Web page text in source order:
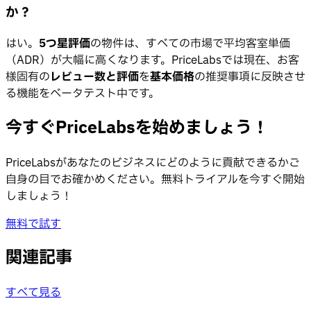
か？
はい。 5つ星評価の物件は、すべての市場で平均客室単価
（ADR）が大幅に高くなります。PriceLabsでは現在、お客
様固有のレビュー数と評価を基本価格の推奨事項に反映させ
る機能をベータテスト中です。
今すぐPriceLabsを始めましょう！
PriceLabsがあなたのビジネスにどのように貢献できるかご
自身の目でお確かめください。無料トライアルを今すぐ開始
しましょう！
無料で試す
関連記事
すべて見る